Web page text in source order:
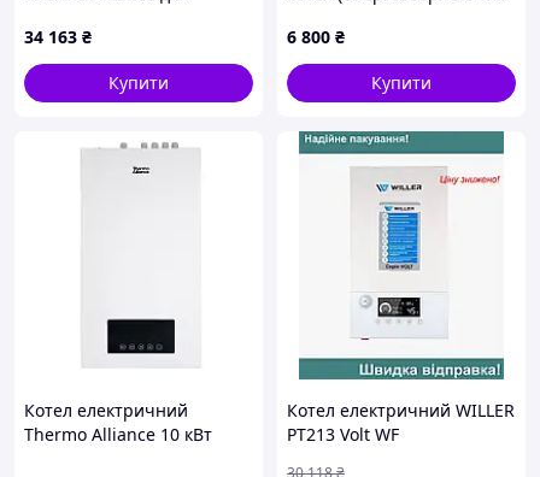
котел 24 кВт + провiдний
термостат Wi-Fi
34 163 ₴
Купити
опалювальний пристрій)
WION 3/24 (24 кВт, [Склад:
Київ №2]
6 800 ₴
Купити
Котел електричний
Thermo Alliance 10 кВт
Котел електричний WILLER
PT213 Volt WF
30 118₴